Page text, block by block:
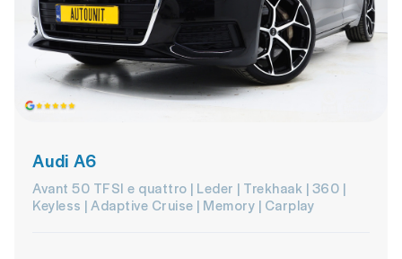
Audi A6
Avant 50 TFSI e quattro | Leder | Trekhaak | 360 |
Keyless | Adaptive Cruise | Memory | Carplay